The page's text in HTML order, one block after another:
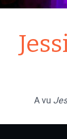
A vu